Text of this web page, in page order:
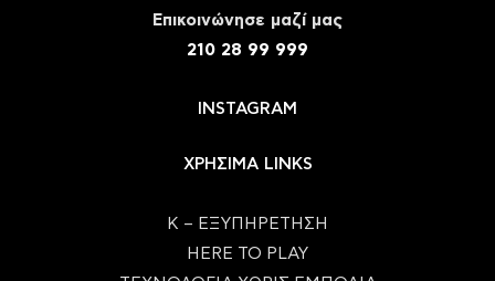
Eπικοινώνησε μαζί μας
210 28 99 999
INSTAGRAM
ΧΡΗΣΙΜΑ LINKS
Κ – ΕΞΥΠΗΡΕΤΗΣΗ
HERE TO PLAY